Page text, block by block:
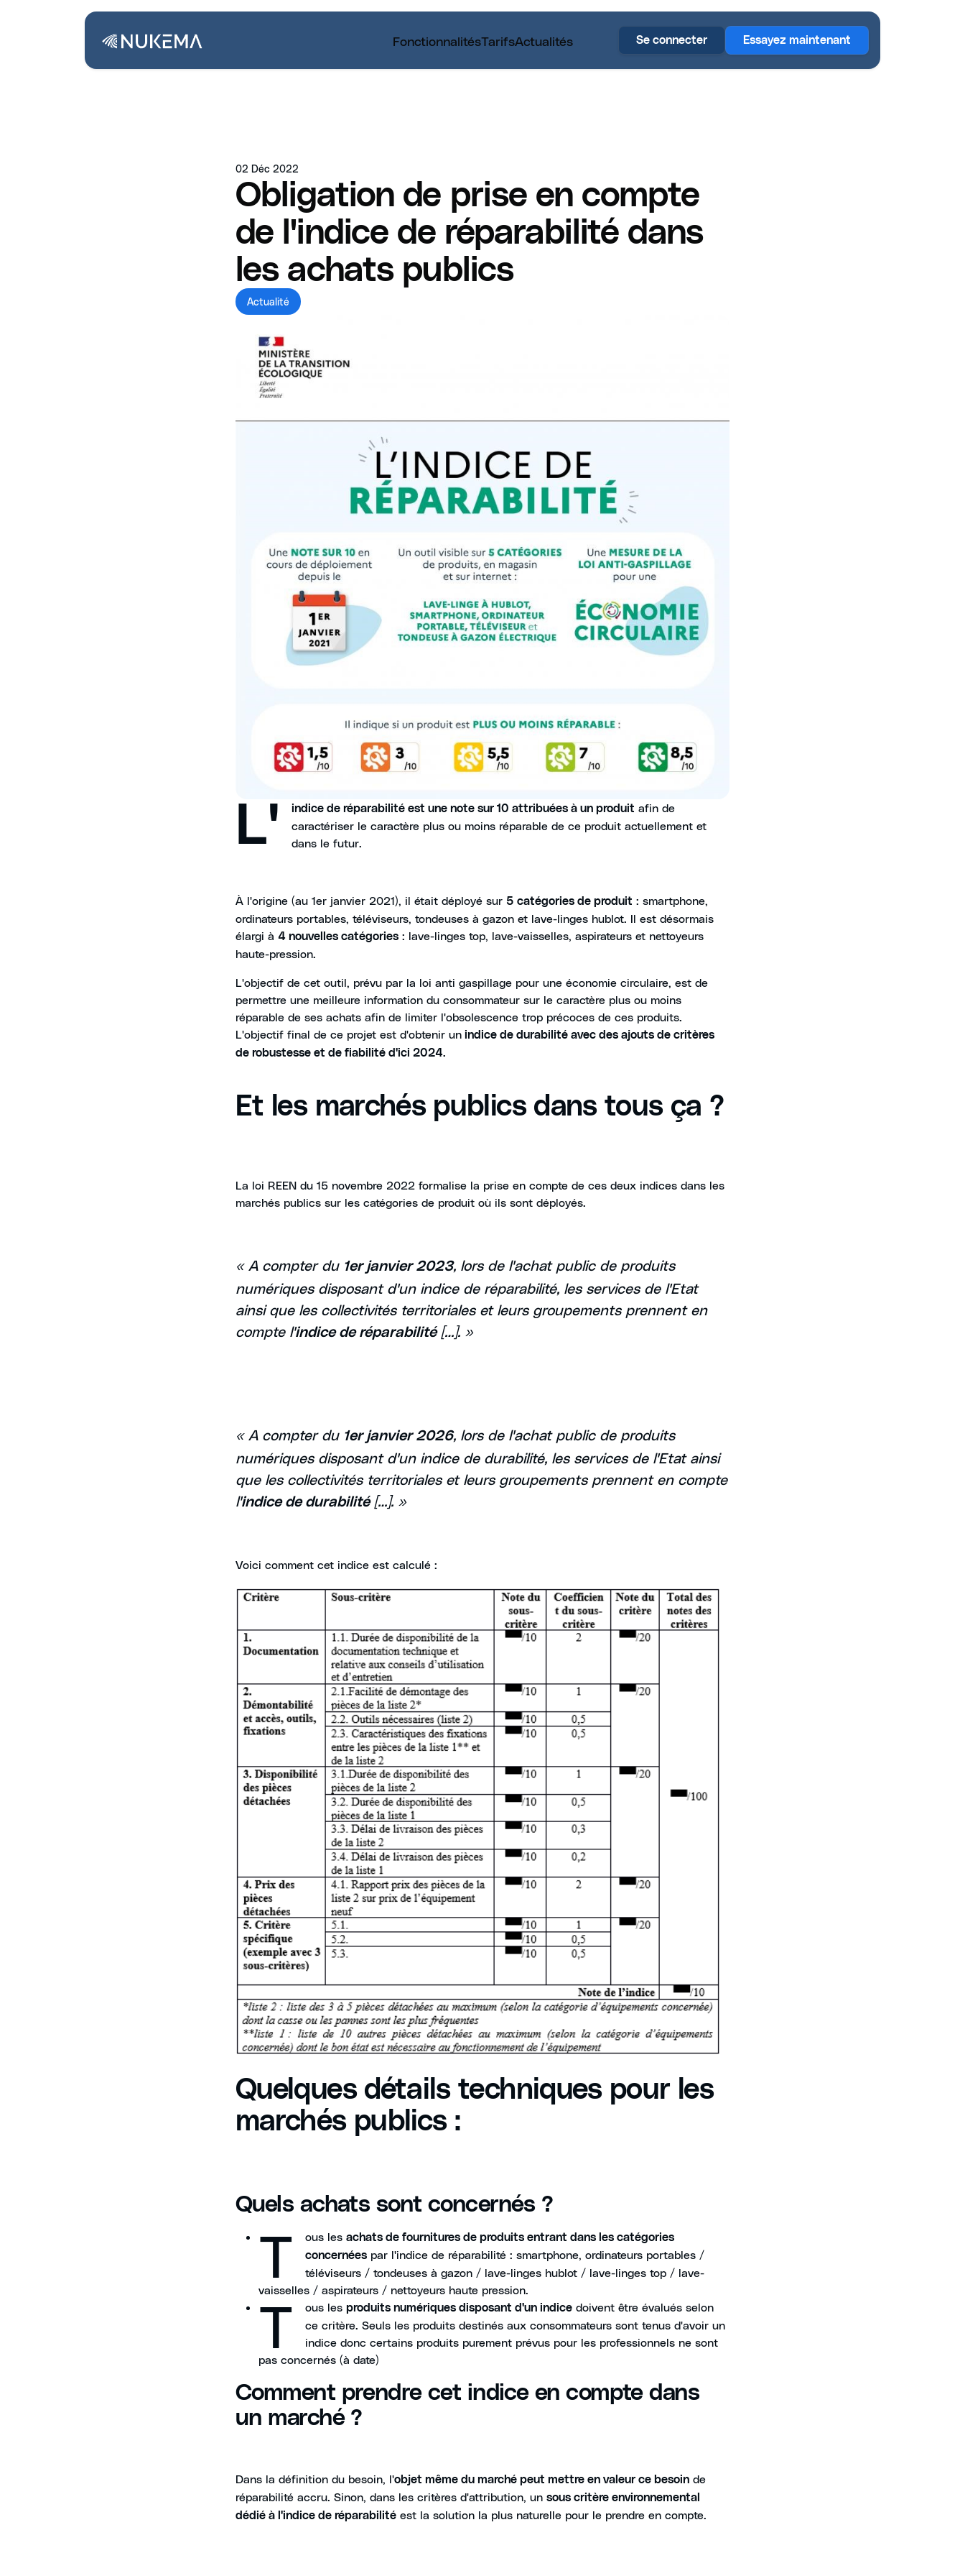
FonctionnalitésTarifsActualités Se connecter Essayez maintenant
02 Déc 2022
Obligation de prise en compte
de l'indice de réparabilité dans
les achats publics
Actualité
L' indice de réparabilité est une note sur 10 attribuées à un produit afin de
caractériser le caractère plus ou moins réparable de ce produit actuellement et
dans le futur.
À l'origine (au 1er janvier 2021), il était déployé sur 5 catégories de produit : smartphone,
ordinateurs portables, téléviseurs, tondeuses à gazon et lave-linges hublot. Il est désormais
élargi à 4 nouvelles catégories : lave-linges top, lave-vaisselles, aspirateurs et nettoyeurs
haute-pression.
L'objectif de cet outil, prévu par la loi anti gaspillage pour une économie circulaire, est de
permettre une meilleure information du consommateur sur le caractère plus ou moins
réparable de ses achats afin de limiter l'obsolescence trop précoces de ces produits.
L'objectif final de ce projet est d'obtenir un indice de durabilité avec des ajouts de critères
de robustesse et de fiabilité d'ici 2024.
Et les marchés publics dans tous ça ?
La loi REEN du 15 novembre 2022 formalise la prise en compte de ces deux indices dans les
marchés publics sur les catégories de produit où ils sont déployés.
« A compter du 1er janvier 2023, lors de l'achat public de produits
numériques disposant d'un indice de réparabilité, les services de l'Etat
ainsi que les collectivités territoriales et leurs groupements prennent en
compte l'indice de réparabilité[…]. »
« A compter du 1er janvier 2026, lors de l'achat public de produits
numériques disposant d'un indice de durabilité, les services de l'Etat ainsi
que les collectivités territoriales et leurs groupements prennent en compte
l'indice de durabilité[…]. »
Voici comment cet indice est calculé :
Quelques détails techniques pour les
marchés publics :
Quels achats sont concernés ?
T ous les achats de fournitures de produits entrant dans les catégories
concernées par l'indice de réparabilité : smartphone, ordinateurs portables /
téléviseurs / tondeuses à gazon / lave-linges hublot / lave-linges top / lave-
vaisselles / aspirateurs / nettoyeurs haute pression.
T ous les produits numériques disposant d'un indice doivent être évalués selon
ce critère. Seuls les produits destinés aux consommateurs sont tenus d'avoir un
indice donc certains produits purement prévus pour les professionnels ne sont
pas concernés (à date)
Comment prendre cet indice en compte dans
un marché ?
Dans la définition du besoin, l'objet même du marché peut mettre en valeur ce besoin de
réparabilité accru. Sinon, dans les critères d'attribution, un sous critère environnemental
dédié à l'indice de réparabilité est la solution la plus naturelle pour le prendre en compte.